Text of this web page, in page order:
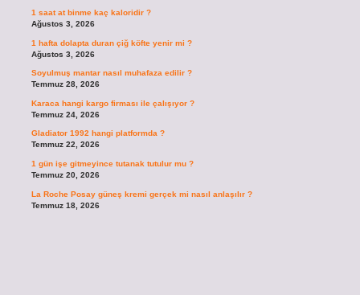
1 saat at binme kaç kaloridir ?
Ağustos 3, 2026
1 hafta dolapta duran çiğ köfte yenir mi ?
Ağustos 3, 2026
Soyulmuş mantar nasıl muhafaza edilir ?
Temmuz 28, 2026
Karaca hangi kargo firması ile çalışıyor ?
Temmuz 24, 2026
Gladiator 1992 hangi platformda ?
Temmuz 22, 2026
1 gün işe gitmeyince tutanak tutulur mu ?
Temmuz 20, 2026
La Roche Posay güneş kremi gerçek mi nasıl anlaşılır ?
Temmuz 18, 2026